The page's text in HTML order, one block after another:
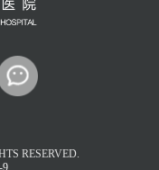
RESERVED.
9